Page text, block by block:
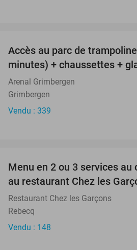
Accès au parc de
minutes) + chaussettes +
Arenal Grimbergen
Grimbergen
Vendu : 339
Menu en 2 ou 3 services au
au restaurant Chez les
Restaurant Chez les Garçons
Rebecq
Vendu : 148